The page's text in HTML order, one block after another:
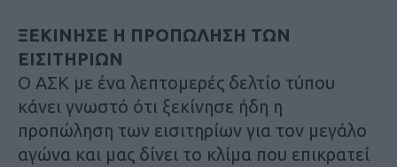
ΞΕΚΙΝΗΣΕ Η ΠΡΟΠΩΛΗΣΗ ΤΩΝ
ΕΙΣΙΤΗΡΙΩΝ
Ο ΑΣΚ με ένα λεπτομερές δελτίο τύπου
κάνει γνωστό ότι ξεκίνησε ήδη η
προπώληση των εισιτηρίων για τον μεγάλο
αγώνα και μας δίνει το κλίμα που επικρατεί